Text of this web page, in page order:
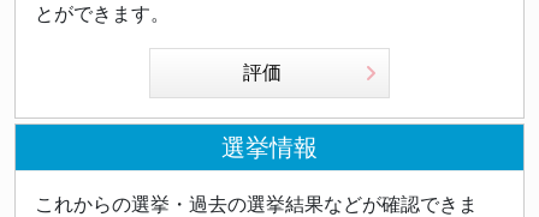
とができます。
評価
選挙情報
これからの選挙・過去の選挙結果などが確認できま